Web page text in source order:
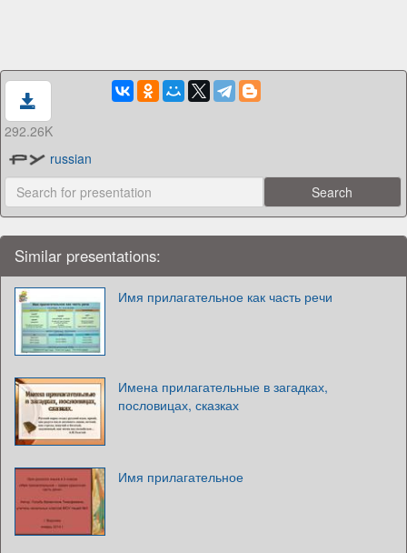
292.26K
russian
Similar presentations:
Имя прилагательное как часть речи
Имена прилагательные в загадках,
пословицах, сказках
Имя прилагательное